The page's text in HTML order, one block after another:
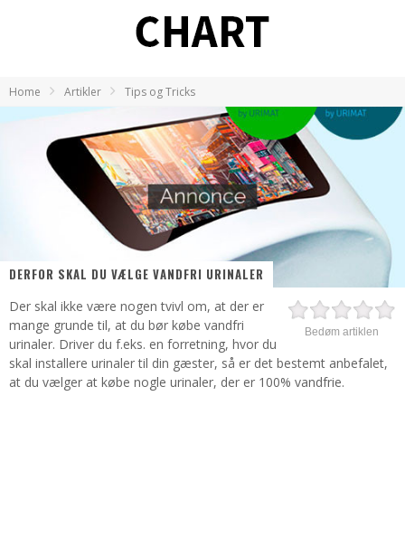
Home Artikler Tips og Tricks
DERFOR SKAL DU VÆLGE VANDFRI URINALER
Bedøm artiklen
Der skal ikke være nogen tvivl om, at der er
mange grunde til, at du bør købe vandfri
urinaler. Driver du f.eks. en forretning, hvor du
skal installere urinaler til din gæster, så er det bestemt anbefalet,
at du vælger at købe nogle urinaler, der er 100% vandfrie.